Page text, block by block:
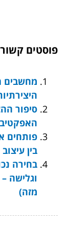
פוסטים
מחשבים
סיפור
פותחים
בין
בחירה
וגלישה
מזה)